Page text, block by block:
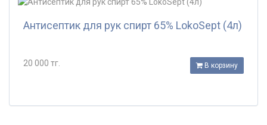
Антисептик для рук спирт 65% LokoSept (4л)
В корзину
20 000 тг.